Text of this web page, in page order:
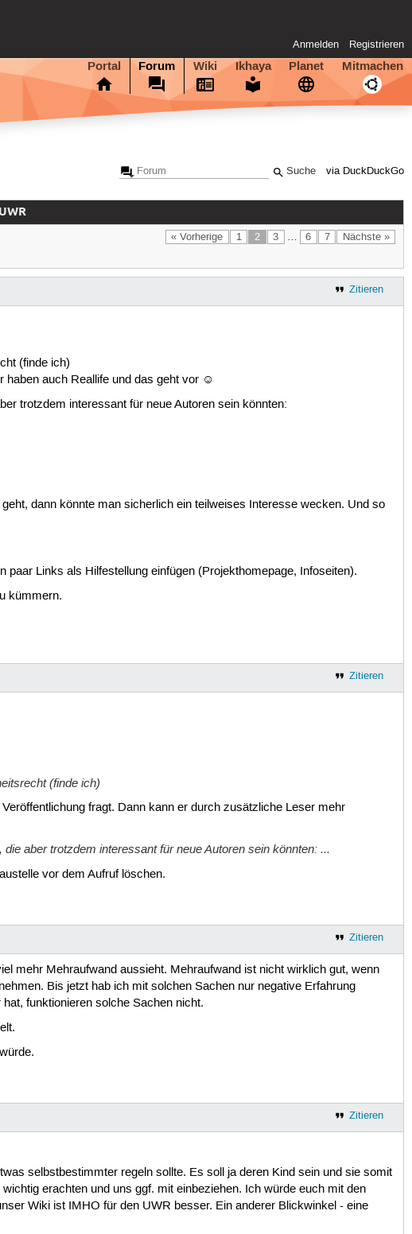
Anmelden Registrieren
Portal Forum Wiki Ikhaya Planet Mitmachen
via DuckDuckGo
« Vorherige 1 2 3 … 6 7 Nächste »
Zitieren
(finde ich)
haben auch Reallife und das geht vor ☺
trotzdem interessant für neue Autoren sein könnten:
dann könnte man sicherlich ein teilweises Interesse wecken. Und so
Links als Hilfestellung einfügen (Projekthomepage, Infoseiten).
kümmern.
Zitieren
(finde ich)
fragt. Dann kann er durch zusätzliche Leser mehr
aber trotzdem interessant für neue Autoren sein könnten: ...
vor dem Aufruf löschen.
Zitieren
mehr Mehraufwand aussieht. Mehraufwand ist nicht wirklich gut, wenn
Bis jetzt hab ich mit solchen Sachen nur negative Erfahrung
funktionieren solche Sachen nicht.
Zitieren
selbstbestimmter regeln sollte. Es soll ja deren Kind sein und sie somit
erachten und uns ggf. mit einbeziehen. Ich würde euch mit den
Wiki ist IMHO für den UWR besser. Ein anderer Blickwinkel - eine